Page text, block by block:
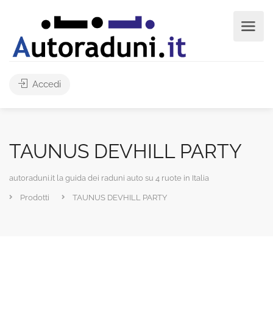
Accedi
TAUNUS DEVHILL PARTY
autoraduni.it la guida dei raduni auto su 4 ruote in Italia
Prodotti TAUNUS DEVHILL PARTY